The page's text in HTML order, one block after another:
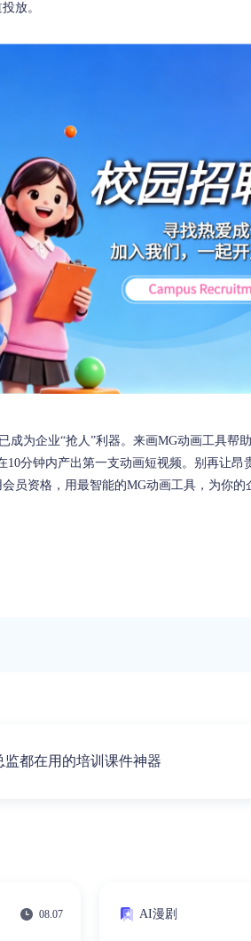
放。
成为企业“抢人”利器。来画MG动画工具帮
10分钟内产出第一支动画短视频。别再让昂
员资格，用最智能的MG动画工具，为你
都在用的培训课件神器
08.07 AI漫剧